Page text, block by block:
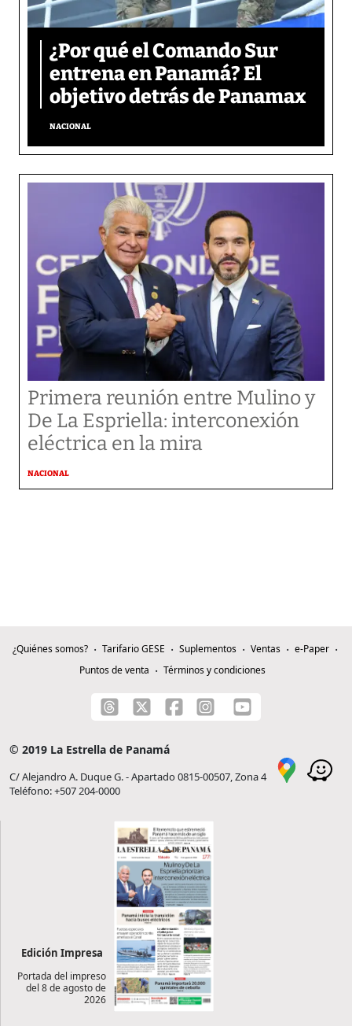
¿Por qué el Comando Sur
entrena en Panamá? El
objetivo detrás de Panamax
NACIONAL
Primera reunión entre Mulino y
De La Espriella: interconexión
eléctrica en la mira
NACIONAL
¿Quiénes somos? Tarifario GESE Suplementos Ventas
e-Paper
Puntos de venta
Términos y condiciones
© 2019 La Estrella de Panamá
C/ Alejandro A. Duque G. - Apartado 0815-00507, Zona 4
Teléfono: +507 204-0000
Edición Impresa
Portada del impreso
del 8 de agosto de
2026